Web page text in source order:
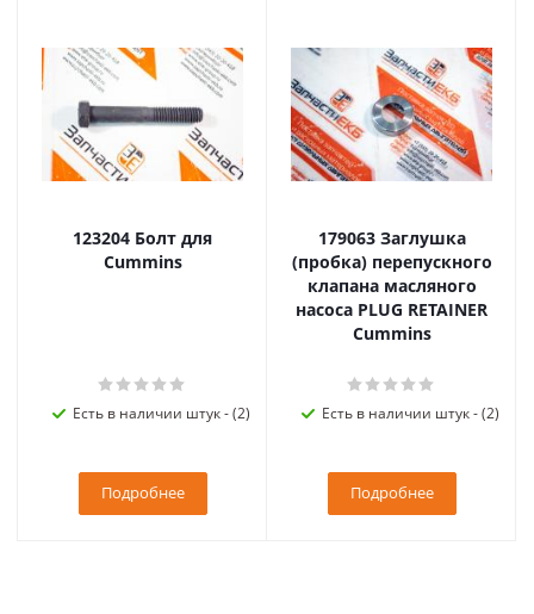
123204 Болт для
Cummins
Есть в наличии штук - (2)
Подробнее
179063 Заглушка
(пробка) перепускного
клапана масляного
насоса PLUG RETAINER
Cummins
Есть в наличии штук - (2)
Подробнее